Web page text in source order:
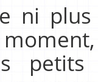
ni
petits